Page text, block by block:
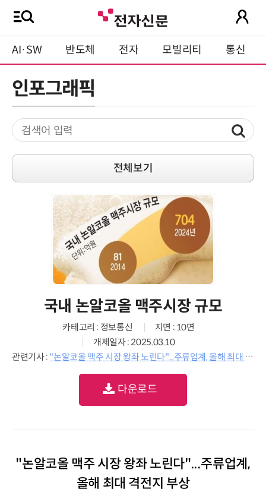
AI·SW 반도체 전자 모빌리티 통신
인포그래픽
전체보기
국내 논알코올 맥주시장 규모
카테고리 : 정보통신
지면 : 10면
개제일자 : 2025.03.10
관련기사 : "논알코올 맥주 시장 왕좌 노린다"...주류업계, 올해 최대 격전지 부상
다운로드
"논알코올 맥주 시장 왕좌 노린다"...주류업계,
올해 최대 격전지 부상